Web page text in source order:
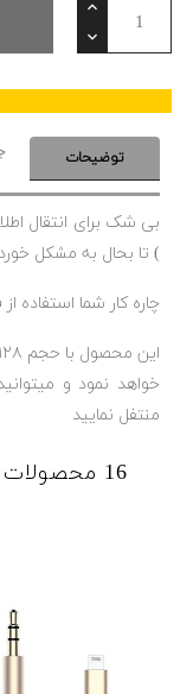
توضیحات
بی شک برای انتقال
) تا بحال به مشکل
چاره کار شما
خواهد نمود و
منتفل نمایید
16 محصولات مشابه در شاخه های مختلف: